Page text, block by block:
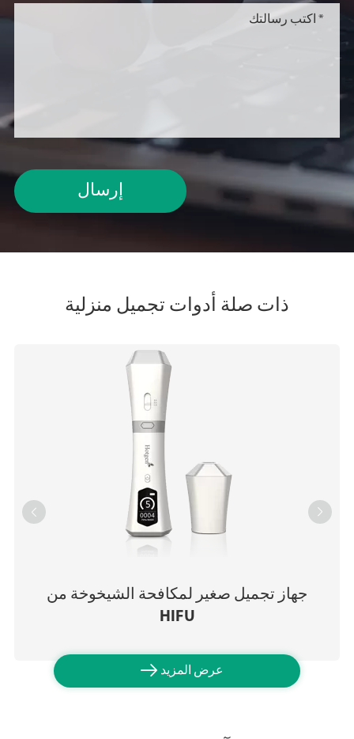
إرسال
ذات صلة أدوات تجميل منزلية
جهاز تجميل صغير لمكافحة الشيخوخة من
HIFU
عرض المزيد 
 